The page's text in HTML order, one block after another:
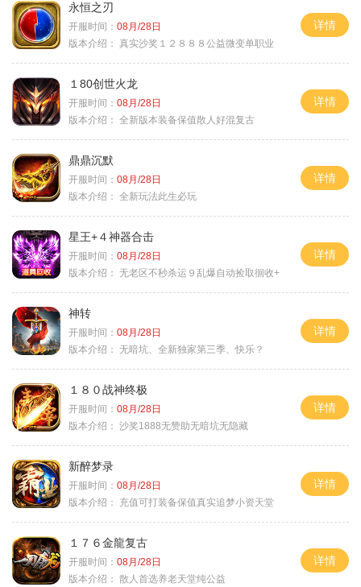
永恒之刃
开服时间： 08月/28日
版本介绍： 真实沙奖１２８８８公益微变单职业
详情
１80创世火龙
开服时间： 08月/28日
版本介绍： 全新版本装备保值散人好混复古
详情
鼎鼎沉默
开服时间： 08月/28日
版本介绍： 全新玩法此生必玩
详情
星王+４神器合击
开服时间： 08月/28日
版本介绍： 无老区不秒杀运９乱爆自动捡取徊收+
详情
神转
开服时间： 08月/28日
版本介绍： 无暗坑、全新独家第三季、快乐？
详情
１８０战神终极
开服时间： 08月/28日
版本介绍： 沙奖1888无赞助无暗坑无隐藏
详情
新醉梦录
开服时间： 08月/28日
版本介绍：
充值可打装备保值真实追梦小资天堂
详情
１７６金龍复古
开服时间： 08月/28日
版本介绍： 散人首选养老天堂纯公益
详情